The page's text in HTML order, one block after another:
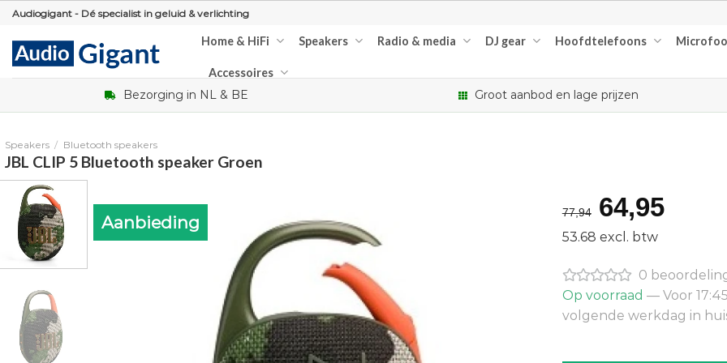
Skip
content
Audiogigant - Dé specialist in geluid & verlichting
Home & HiFi Speakers Radio & media DJ gear Hoofdtelefoons
Accessoires
Bezorging in NL & BE Groot aanbod en lage prijzen
Speakers / Bluetooth speakers
JBL CLIP 5 Bluetooth speaker Groen
Aanbieding 77,94
prijs
was:
€77,94.
64,95
53.68 excl. btw
0
Op voorraad — Voor
volgende werkdag in